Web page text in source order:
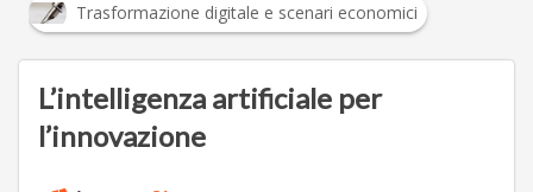
Trasformazione digitale e scenari economici
L’intelligenza artificiale per
l’innovazione